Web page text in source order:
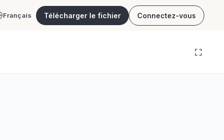
Français Télécharger le fichier Connectez-vous